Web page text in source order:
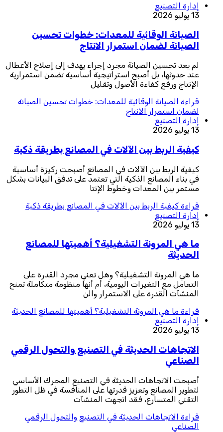
إدارة التصنيع
13 يوليو 2026
الصيانة الوقائية للمعدات: خطوات تحسين
الصيانة لضمان استمرار الانتاج
لم يعد تحسين الصيانة مجرد إجراء يهدف إلى إصلاح الأعطال
عند حدوثها، بل أصبح استراتيجية أساسية تضمن استمرارية
الإنتاج ورفع كفاءة الأصول وتقليل
قراءة الصيانة الوقائية للمعدات: خطوات تحسين الصيانة
لضمان استمرار الانتاج
إدارة التصنيع
13 يوليو 2026
كيفية الربط بين الآلات في المصانع بطريقة ذكية
كيفية الربط بين الآلات في المصانع أصبحت ركيزة أساسية
في بناء المصانع الذكية التي تعتمد على تدفق البيانات بشكل
مستمر بين المعدات وخطوط الإنتا
قراءة كيفية الربط بين الآلات في المصانع بطريقة ذكية
إدارة التصنيع
13 يوليو 2026
ما هي المرونة التشغيلية؟ أهميتها للمصانع
الحديثة
ما هي المرونة التشغيلية؟ وهل تعني مجرد القدرة على
التعامل مع التغيرات اليومية، أم أنها منظومة متكاملة تمنح
المنشآت القدرة على الاستمرار والن
قراءة ما هي المرونة التشغيلية؟ أهميتها للمصانع الحديثة
إدارة التصنيع
13 يوليو 2026
الاتجاهات الحديثة في التصنيع والتحول الرقمي
الصناعي
أصبحت الاتجاهات الحديثة في التصنيع المحرك الأساسي
لتطوير المصانع وتعزيز قدرتها على المنافسة في ظل التطور
التقني المتسارع، فقد اتجهت المنشآت
قراءة الاتجاهات الحديثة في التصنيع والتحول الرقمي
الصناعي